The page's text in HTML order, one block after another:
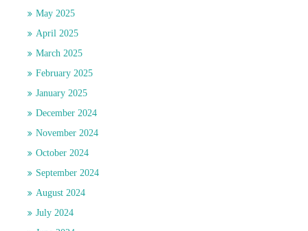
May 2025
April 2025
March 2025
February 2025
January 2025
December 2024
November 2024
October 2024
September 2024
August 2024
July 2024